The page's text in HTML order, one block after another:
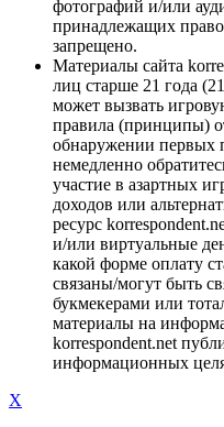
фотографий и/или
принадлежащих
запрещено.
Материалы сайта
лиц старше 21 года
может вызвать
правила (принципы)
обнаружении первых
немедленно
участие в азартных
доходов или
ресурс
и/или виртуальные
какой форме оплату
связаны/могут быть
букмекерами или
материалы на
korrespondent.net
информационных
X